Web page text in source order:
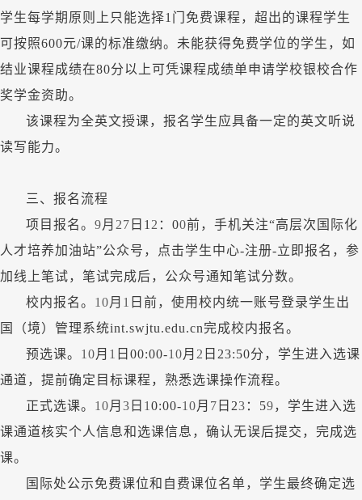
学生每学期原则上只能选择1门免费课程，超出的课程学生
可按照600元/课的标准缴纳。未能获得免费学位的学生，如
结业课程成绩在80分以上可凭课程成绩单申请学校银校合作
奖学金资助。
该课程为全英文授课，报名学生应具备一定的英文听说
读写能力。
三、报名流程
项目报名。 9月 27 日 1 2 ： 00前，手机关注“高层次国际化
人才培养加油站”公众号，点击学生中心-注册-立即报名，参
加线上笔试，笔试完成后，公众号通知笔试分数。
校内报名。 10月 1 日前，使用校内统一账号登录学生出
国（境）管理系统int.swjtu.edu.cn完成校内报名。
预选课。 10月 1 日 00:00-10月 2 日 23:50分，学生进入选课
通道，提前确定目标课程，熟悉选课操作流程。
正式选课。 10月 3 日 1 0:00-10月 7 日 23 ： 59，学生进入选
课通道核实个人信息和选课信息，确认无误后提交，完成选
课。
国际处公示免费课位和自费课位名单，学生最终确定选